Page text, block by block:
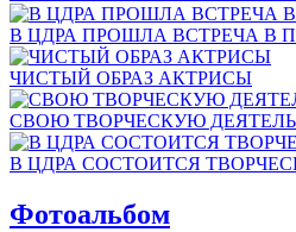
В ЦДРА ПРОШЛА ВСТРЕЧА В
ЧИСТЫЙ ОБРАЗ АКТРИСЫ
СВОЮ ТВОРЧЕСКУЮ
В ЦДРА СОСТОИТСЯ
Фотоальбом